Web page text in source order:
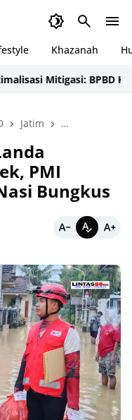
Khazanah
Mitigasi: BPBD
Jatim Khazanah
PMI
Bungkus